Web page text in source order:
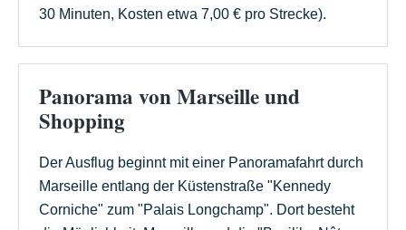
30 Minuten, Kosten etwa 7,00 € pro Strecke).
Panorama von Marseille und
Shopping
Der Ausflug beginnt mit einer Panoramafahrt durch
Marseille entlang der Küstenstraße "Kennedy
Corniche" zum "Palais Longchamp". Dort besteht